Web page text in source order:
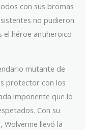
con sus bromas
no pudieron
el héroe antiheroico
mutante de
protector con los
imponente que lo
Con su
llevó la